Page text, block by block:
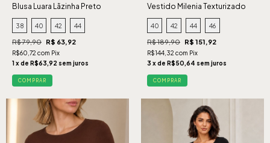
Blusa Luara Lãzinha Preto
38 40 42 44
R$ 79,90 R$ 63,92
R$60,72 com Pix
1 x de R$63,92 sem juros
COMPRAR
Vestido Milenia Texturizado
Verde
40 42 44 46
R$ 189,90 R$ 151,92
R$144,32 com Pix
3 x de R$50,64 sem juros
COMPRAR